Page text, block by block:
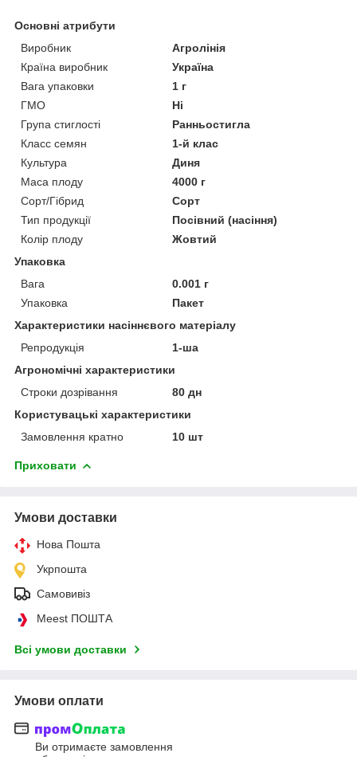
Основні атрибути
Виробник
Агролінія
Країна виробник
Україна
Вага упаковки
1 г
ГМО
Ні
Група стиглості
Ранньостигла
Класс семян
1-й клас
Культура
Диня
Маса плоду
4000 г
Сорт/Гібрид
Сорт
Тип продукції
Посівний (насіння)
Колір плоду
Жовтий
Упаковка
Вага
0.001 г
Упаковка
Пакет
Характеристики насіннєвого матеріалу
Репродукція
1-ша
Агрономічні характеристики
Строки дозрівання
80 дн
Користувацькі характеристики
Замовлення кратно
10 шт
Приховати
Умови доставки
Нова Пошта
Укрпошта
Самовивіз
Meest ПОШТА
Всі умови доставки
Умови оплати
Ви отримаєте замовлення